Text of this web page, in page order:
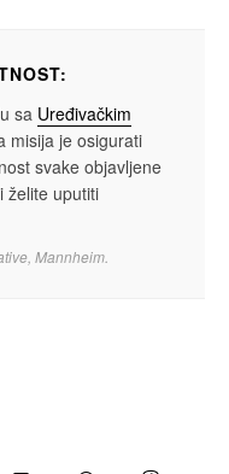
sa Uređivačkim
misija je osigurati
svake objavljene
želite uputiti
Mannheim.